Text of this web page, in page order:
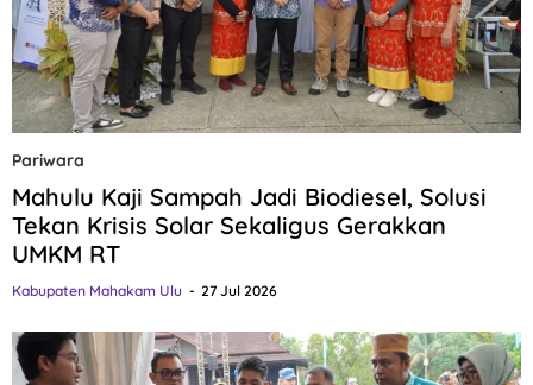
Pariwara
Mahulu Kaji Sampah Jadi Biodiesel, Solusi
Tekan Krisis Solar Sekaligus Gerakkan
UMKM RT
Kabupaten Mahakam Ulu 27 Jul 2026